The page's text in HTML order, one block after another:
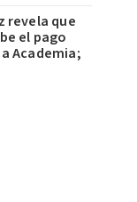
revela que
el pago
Academia;